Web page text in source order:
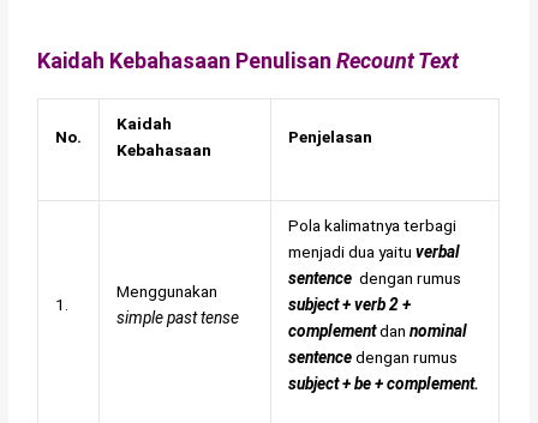
Kaidah Kebahasaan PenulisanRecount Text
No.
Kaidah
Kebahasaan
Penjelasan
1.
Menggunakan
simple past tense
Pola kalimatnya terbagi
menjadi dua yaitu verbal
sentencedengan rumus
subject + verb 2 +
complementdan nominal
sentencedengan rumus
subject + be + complement.